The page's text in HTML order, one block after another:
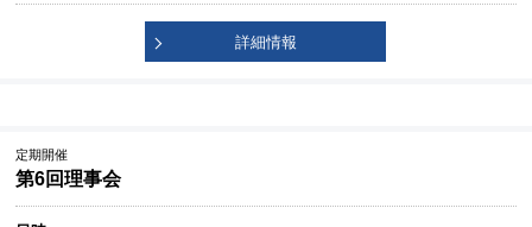
詳細情報
定期開催
第6回理事会